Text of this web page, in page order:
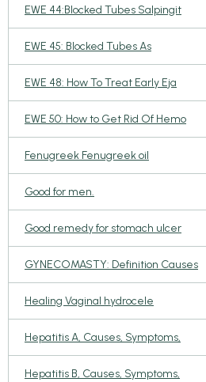
EWE 44:Blocked Tubes Salpingit
EWE 45: Blocked Tubes As
EWE 48: How To Treat Early Eja
EWE 50: How to Get Rid Of Hemo
Fenugreek Fenugreek oil
Good for men.
Good remedy for stomach ulcer
GYNECOMASTY: Definition Causes
Healing Vaginal hydrocele
Hepatitis A, Causes, Symptoms,
Hepatitis B, Causes, Symptoms,